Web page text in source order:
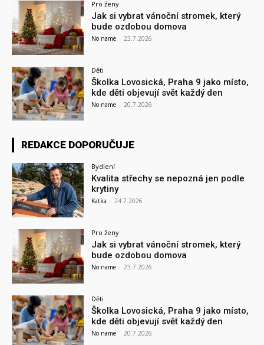
Pro ženy
Jak si vybrat vánoční stromek, který
bude ozdobou domova
No name - 23.7.2026
Děti
Školka Lovosická, Praha 9 jako místo,
kde děti objevují svět každý den
No name - 20.7.2026
REDAKCE DOPORUČUJE
Bydlení
Kvalita střechy se nepozná jen podle
krytiny
Katka - 24.7.2026
Pro ženy
Jak si vybrat vánoční stromek, který
bude ozdobou domova
No name - 23.7.2026
Děti
Školka Lovosická, Praha 9 jako místo,
kde děti objevují svět každý den
No name - 20.7.2026